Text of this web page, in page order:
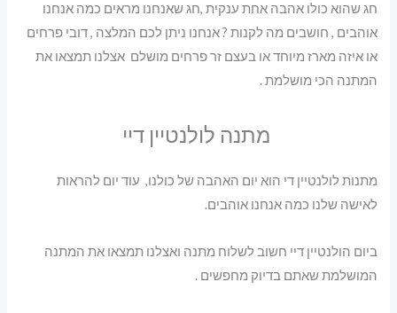
חג שהוא כולו אהבה אחת ענקית ,חג שאנחנו מראים כמה אנחנו
אוהבים , חושבים מה לקנות ? אנחנו ניתן לכם המלצה , דובי פרחים
או איזה מארז מיוחד או בעצם זר פרחים מושלם אצלנו תמצאו את
המתנה הכי מושלמת .
מתנה לולנטיין דיי
מתנות לולנטיין די הוא יום האהבה של כולנו, עוד יום להראות
לאישה שלנו כמה אנחנו אוהבים.
ביום הולנטיין דיי חשוב לשלוח מתנה ואצלנו תמצאו את המתנה
המושלמת שאתם בדיוק מחפשים .